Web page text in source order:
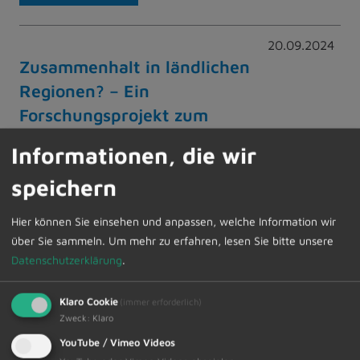
20.09.2024
Zusammenhalt in ländlichen
Regionen? – Ein
Forschungsprojekt zum
Wie ist es eigentlich um den sozialen
Zusammenhalt in ländlichen Regionen Bayerns
bestellt und welche Ideen haben die
Bürgerinnen und Bürger, um ihn zu stärken? –
Das untersucht die Technische Hochschule
Nürnberg bis 2026 in einem großen
Forschungsprojekt in ganz Bayern. Gefördert
wird das…
Weiterlesen
Informationen, die wir
speichern
Hier können Sie einsehen und anpassen, welche Information wir
über Sie sammeln. Um mehr zu erfahren, lesen Sie bitte unsere
Datenschutzerklärung.
Klaro Cookie (immer erforderlich)
Zweck : Klaro
YouTube / Vimeo Videos